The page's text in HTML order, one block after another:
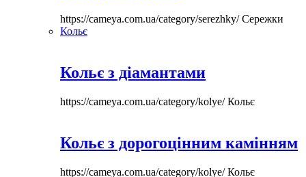
https://cameya.com.ua/category/serezhky/Сережки
Кольє
Кольє з діамантами
https://cameya.com.ua/category/kolye/Кольє
Кольє з дорогоцінним камінням
https://cameya.com.ua/category/kolye/Кольє